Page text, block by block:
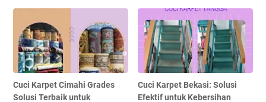
Cuci Karpet Cimahi Grades
Solusi Terbaik untuk
Cuci Karpet Bekasi: Solusi
Efektif untuk Kebersihan